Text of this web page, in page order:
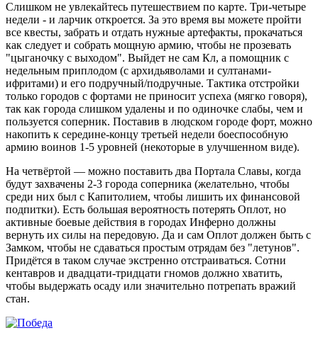
Слишком не увлекайтесь путешествием по карте. Три-четыре
недели - и ларчик откроется. За это время вы можете пройти
все квесты, забрать и отдать нужные артефакты, прокачаться
как следует и собрать мощную армию, чтобы не прозевать
"цыганочку с выходом". Выйдет не сам Кл, а помощник с
недельным приплодом (с архидьяволами и султанами-
ифритами) и его подручный/подручные. Тактика отстройки
только городов с фортами не приносит успеха (мягко говоря),
так как города слишком удалены и по одиночке слабы, чем и
пользуется соперник. Поставив в людском городе форт, можно
накопить к середине-концу третьей недели боеспособную
армию воинов 1-5 уровней (некоторые в улучшенном виде).
На четвёртой — можно поставить два Портала Славы, когда
будут захвачены 2-3 города соперника (желательно, чтобы
среди них был с Капитолием, чтобы лишить их финансовой
подпитки). Есть большая вероятность потерять Оплот, но
активные боевые действия в городах Инферно должны
вернуть их силы на передовую. Да и сам Оплот должен быть с
Замком, чтобы не сдаваться простым отрядам без "летунов".
Придётся в таком случае экстренно отстраиваться. Сотни
кентавров и двадцати-тридцати гномов должно хватить,
чтобы выдержать осаду или значительно потрепать вражий
стан.